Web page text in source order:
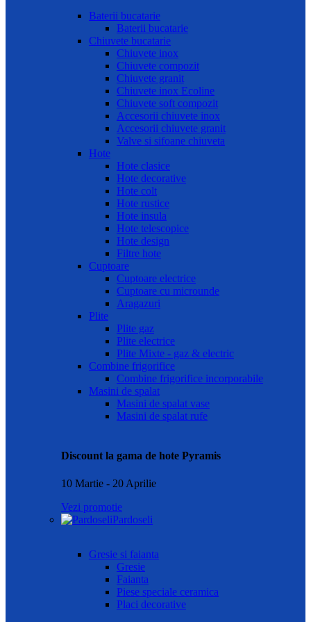
Baterii bucatarie
Baterii bucatarie
Chiuvete bucatarie
Chiuvete inox
Chiuvete compozit
Chiuvete granit
Chiuvete inox Ecoline
Chiuvete soft compozit
Accesorii chiuvete inox
Accesorii chiuvete granit
Valve si sifoane chiuveta
Hote
Hote clasice
Hote decorative
Hote colt
Hote rustice
Hote insula
Hote telescopice
Hote design
Filtre hote
Cuptoare
Cuptoare electrice
Cuptoare cu microunde
Aragazuri
Plite
Plite gaz
Plite electrice
Plite Mixte - gaz & electric
Combine frigorifice
Combine frigorifice incorporabile
Masini de spalat
Masini de spalat vase
Masini de spalat rufe
Discount la gama de hote Pyramis
10 Martie - 20 Aprilie
Vezi promotie
Pardoseli
Gresie si faianta
Gresie
Faianta
Piese speciale ceramica
Placi decorative